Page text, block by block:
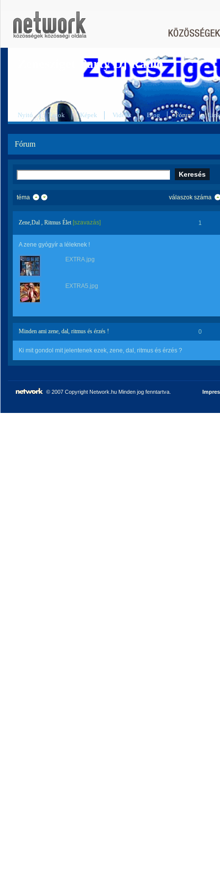
Zenesziget Party Dj Rádió
Nyitó Tagok Képek Videók Blog Fórum
Fórum
téma válaszok száma
Zene,Dal , Ritmus Élet [szavazás] 1
A zene gyógyír a léleknek !
EXTRA.jpg
EXTRA5.jpg
Minden ami zene, dal, ritmus és érzés ! 0
Ki mit gondol mit jelentenek ezek, zene, dal, ritmus és érzés ?
© 2007 Copyright Network.hu Minden jog fenntartva.